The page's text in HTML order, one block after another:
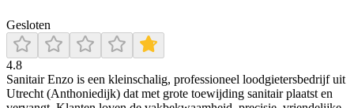
Gesloten
4.8
Sanitair Enzo is een kleinschalig, professioneel loodgietersbedrijf uit
Utrecht (Anthoniedijk) dat met grote toewijding sanitair plaatst en